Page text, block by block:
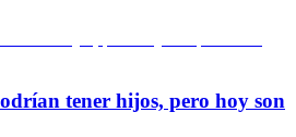
tener hijos, pero hoy son